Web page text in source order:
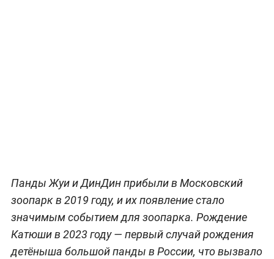
Панды Жуи и ДинДин прибыли в Московский
зоопарк в 2019 году, и их появление стало
значимым событием для зоопарка. Рождение
Катюши в 2023 году — первый случай рождения
детёныша большой панды в России, что вызвало